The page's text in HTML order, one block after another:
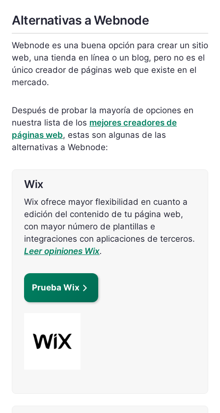
Alternativas a Webnode
Webnode es una buena opción para crear un sitio
web, una tienda en línea o un blog, pero no es el
único creador de páginas web que existe en el
mercado.
Después de probar la mayoría de opciones en
nuestra lista de los mejores creadores de
páginas web, estas son algunas de las
alternativas a Webnode:
Wix
Wix ofrece mayor flexibilidad en cuanto a
edición del contenido de tu página web,
con mayor número de plantillas e
integraciones con aplicaciones de terceros.
Leer opiniones Wix.
Prueba Wix